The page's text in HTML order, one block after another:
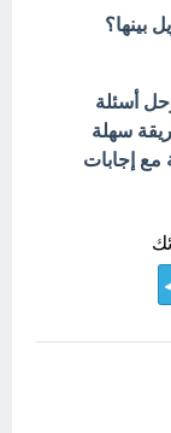
بينها؟
أسئلة
سهلة
مع إجابات